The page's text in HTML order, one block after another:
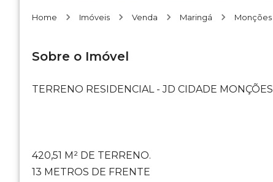
Home Imóveis Venda Maringá Monções
Sobre o Imóvel
TERRENO RESIDENCIAL - JD CIDADE MONÇÕES
420,51 M² DE TERRENO.
13 METROS DE FRENTE